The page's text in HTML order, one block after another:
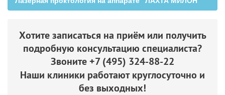
Хотите записаться на приём или получить
подробную консультацию специалиста?
Звоните+7 (495) 324-88-22
Наши клиники работают круглосуточно и
без выходных!